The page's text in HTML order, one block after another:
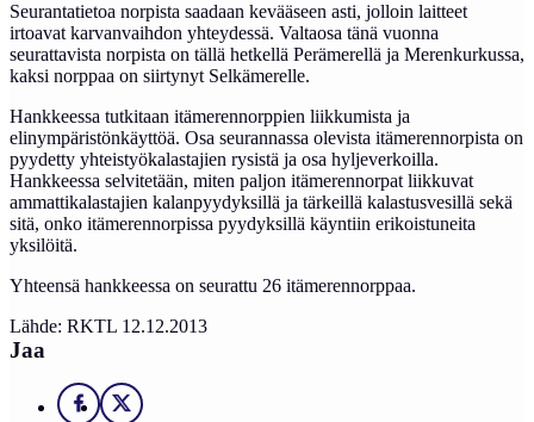
Seurantatietoa norpista saadaan kevääseen asti, jolloin laitteet
irtoavat karvanvaihdon yhteydessä. Valtaosa tänä vuonna
seurattavista norpista on tällä hetkellä Perämerellä ja Merenkurkussa,
kaksi norppaa on siirtynyt Selkämerelle.
Hankkeessa tutkitaan itämerennorppien liikkumista ja
elinympäristönkäyttöä. Osa seurannassa olevista itämerennorpista on
pyydetty yhteistyökalastajien rysistä ja osa hyljeverkoilla.
Hankkeessa selvitetään, miten paljon itämerennorpat liikkuvat
ammattikalastajien kalanpyydyksillä ja tärkeillä kalastusvesillä sekä
sitä, onko itämerennorpissa pyydyksillä käyntiin erikoistuneita
yksilöitä.
Yhteensä hankkeessa on seurattu 26 itämerennorppaa.
Lähde: RKTL 12.12.2013
Jaa
Facebook
X